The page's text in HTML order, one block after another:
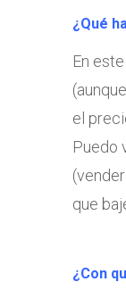
¿Qué
En
el
Puedo
que
¿Con